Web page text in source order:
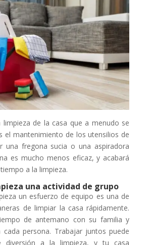
limpieza de la casa que a menudo se
el mantenimiento de los utensilios de
una fregona sucia o una aspiradora
es mucho menos eficaz, y acabará
a la limpieza.
una actividad de grupo
un esfuerzo de equipo es una de
de limpiar la casa rápidamente.
de antemano con su familia y
cada persona. Trabajar juntos puede
diversión a la limpieza, y tu casa